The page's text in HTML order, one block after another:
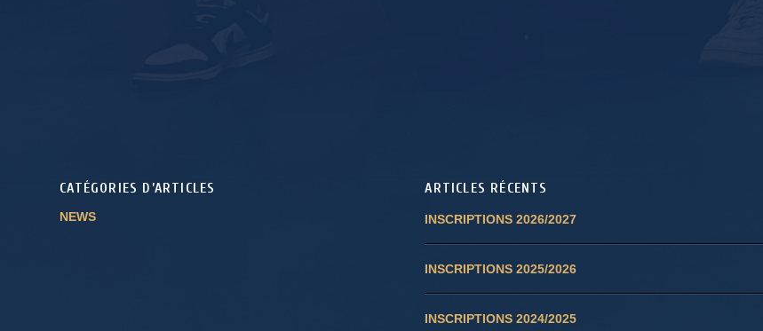
CATÉGORIES D’ARTICLES
NEWS
ARTICLES RÉCENTS
INSCRIPTIONS 2026/2027
INSCRIPTIONS 2025/2026
INSCRIPTIONS 2024/2025